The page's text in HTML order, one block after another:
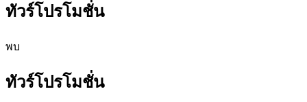
ทัวร์โปรโมชั่น
พบ
ทัวร์โปรโมชั่น